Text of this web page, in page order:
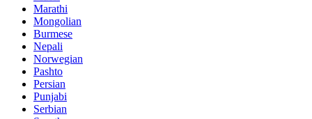
Marathi
Mongolian
Burmese
Nepali
Norwegian
Pashto
Persian
Punjabi
Serbian